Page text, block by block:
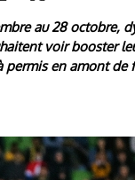
au 28 octobre,
voir booster
permis en amont de